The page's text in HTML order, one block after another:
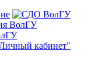
ВолГУ
кабинет"